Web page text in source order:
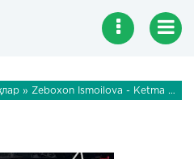
» Zeboxon Ismoilova - Ketma cover